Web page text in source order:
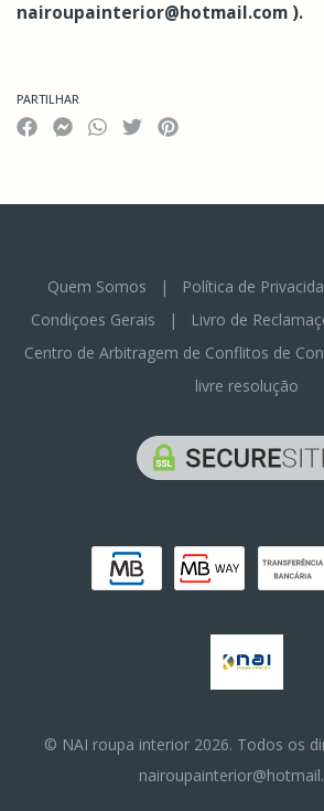
nairoupainterior@hotmail.com ).
PARTILHAR
Quem Somos | Política de
Condiçoes Gerais | Livro de
Centro de Arbitragem de Conflitos de
livre resolução
© NAI roupa interior 2026. Todos os